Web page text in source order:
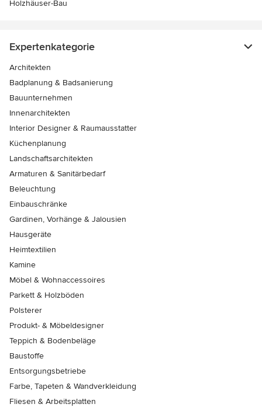
Holzhäuser-Bau
Expertenkategorie
Architekten
Badplanung & Badsanierung
Bauunternehmen
Innenarchitekten
Interior Designer & Raumausstatter
Küchenplanung
Landschaftsarchitekten
Armaturen & Sanitärbedarf
Beleuchtung
Einbauschränke
Gardinen, Vorhänge & Jalousien
Hausgeräte
Heimtextilien
Kamine
Möbel & Wohnaccessoires
Parkett & Holzböden
Polsterer
Produkt- & Möbeldesigner
Teppich & Bodenbeläge
Baustoffe
Entsorgungsbetriebe
Farbe, Tapeten & Wandverkleidung
Fliesen & Arbeitsplatten